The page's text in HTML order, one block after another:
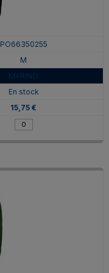
PO66350255
M
MARINO
En stock
15,75 €